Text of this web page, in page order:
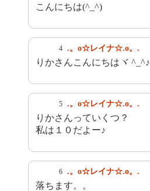
こんにちは(^_^)
4 .。o☆レイナ☆.o。.
りかさんこんにちはヾ ^_^♪
5 .。o☆レイナ☆.o。.
りかさんっていくつ？
私は１０だよー♪
6 .。o☆レイナ☆.o。.
落ちます。。